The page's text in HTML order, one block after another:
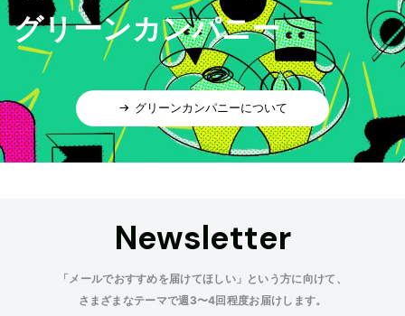
グリーンカンパニー
グリーンカンパニーについて
Newsletter
「メールでおすすめを届けてほしい」という方に向けて、
さまざまなテーマで週3〜4回程度お届けします。